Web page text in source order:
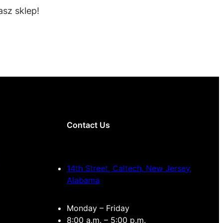
sklep!
Contact Us
14th Street, Caltech, New Jersey,
Alabama
Monday – Friday
8:00 a.m. – 5:00 p.m.